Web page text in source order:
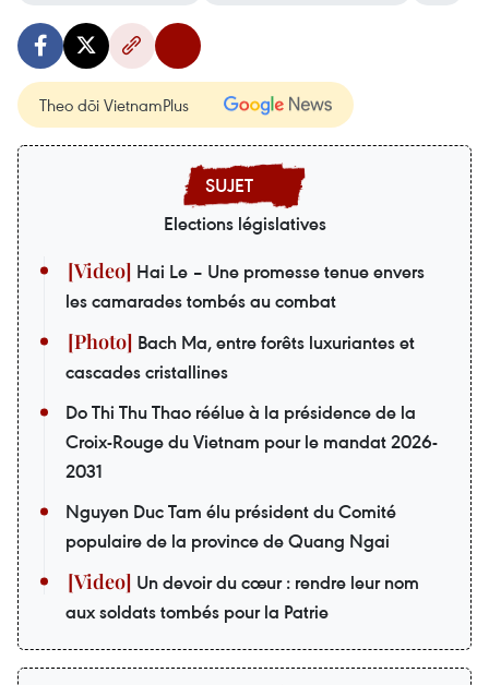
Theo dõi VietnamPlus
Elections législatives
Hai Le – Une promesse tenue envers
les camarades tombés au combat
Bach Ma, entre forêts luxuriantes et
cascades cristallines
Do Thi Thu Thao réélue à la présidence de la
Croix-Rouge du Vietnam pour le mandat 2026-
2031
Nguyen Duc Tam élu président du Comité
populaire de la province de Quang Ngai
Un devoir du cœur : rendre leur nom
aux soldats tombés pour la Patrie